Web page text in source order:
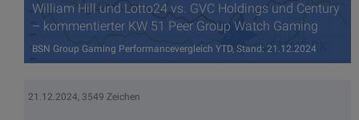
William Hill und Lotto24 vs. GVC Holdings und Century
– kommentierter KW 51 Peer Group Watch Gaming
BSN Group Gaming Performancevergleich YTD, Stand: 21.12.2024
21.12.2024, 3549 Zeichen